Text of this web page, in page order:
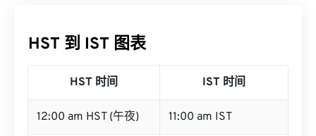
HST 到 IST 图表
HST 时间 IST 时间
12:00 am HST (午夜) 11:00 am IST